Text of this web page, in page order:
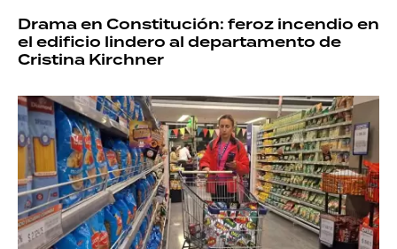
Drama en Constitución: feroz incendio en
el edificio lindero al departamento de
Cristina Kirchner